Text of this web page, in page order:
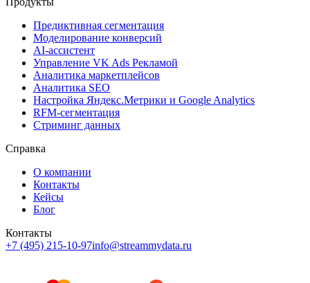
Предиктивная сегментация
Моделирование конверсий
AI-ассистент
Управление VK Ads Рекламой
Аналитика маркетплейсов
Аналитика SEO
Настройка Яндекс.Метрики и Google Analytics
RFM-сегментация
Cтриминг данных
Справка
О компании
Контакты
Кейсы
Блог
Контакты
+7 (495) 215-10-97info@streammydata.ru